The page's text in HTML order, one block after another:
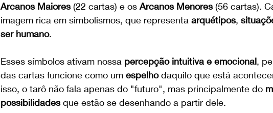
Arcanos Maiores (22 cartas) e os Arcanos Menores (56 cartas).
imagem rica em simbolismos, que representa arquétipos,
ser humano.
Esses símbolos ativam nossa percepção intuitiva e emocional,
das cartas funcione como um espelho daquilo que está
isso, o tarô não fala apenas do "futuro", mas principalmente do
possibilidades que estão se desenhando a partir dele.